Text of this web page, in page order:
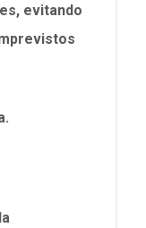
evitando